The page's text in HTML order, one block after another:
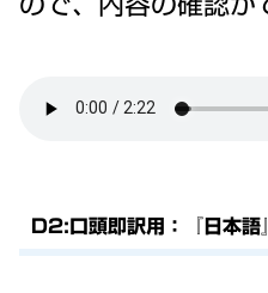
D2:口頭即訳用：『日本語